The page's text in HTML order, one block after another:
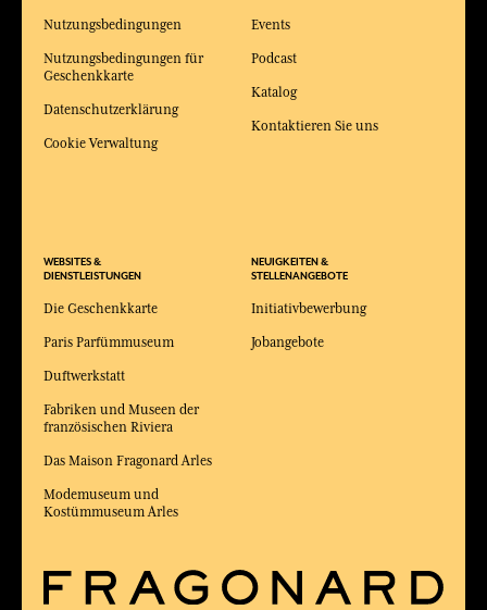
Nutzungsbedingungen
Nutzungsbedingungen für
Geschenkkarte
Datenschutzerklärung
Cookie Verwaltung
WEBSITES &
DIENSTLEISTUNGEN
Die Geschenkkarte
Paris Parfümmuseum
Duftwerkstatt
Fabriken und Museen der
französischen Riviera
Das Maison Fragonard Arles
Modemuseum und
Kostümmuseum Arles
Events
Podcast
Katalog
Kontaktieren Sie uns
NEUIGKEITEN &
STELLENANGEBOTE
Initiativbewerbung
Jobangebote